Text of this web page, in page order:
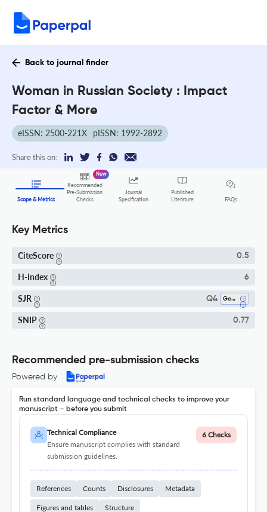
Back to journal finder
Woman in Russian Society : Impact
Factor & More
eISSN: 2500-221X pISSN: 1992-2892
Share this on:
Scope & Metrics
Recommended
Pre-Submission
Checks
New
Journal
Specification
Published
Literature
FAQs
Key Metrics
CiteScore 0.5
H-Index 6
SJR Q4 Gender Studies
SNIP 0.77
Recommended pre-submission checks
Powered by
Run standard language and technical checks to improve your
manuscript – before you submit
Technical Compliance
Ensure manuscript complies with standard
submission guidelines.
6 Checks
References Counts Disclosures Metadata
Figures and tables Structure